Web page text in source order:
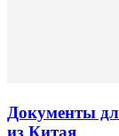
Документы